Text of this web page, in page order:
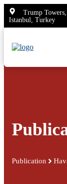
Skip
to
Trump
Istanbul, Turkey
Publication